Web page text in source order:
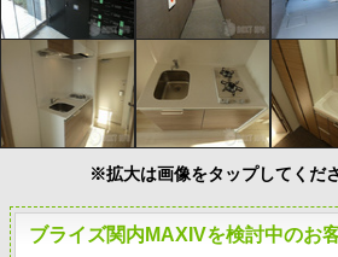
※拡大は画像をタップしてくだ
ブライズ関内MAXIVを検討中のお